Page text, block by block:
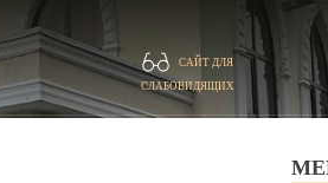
САЙТ ДЛЯ
СЛАБОВИДЯЩИХ